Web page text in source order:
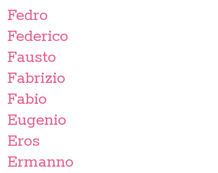
Fedro
Federico
Fausto
Fabrizio
Fabio
Eugenio
Eros
Ermanno